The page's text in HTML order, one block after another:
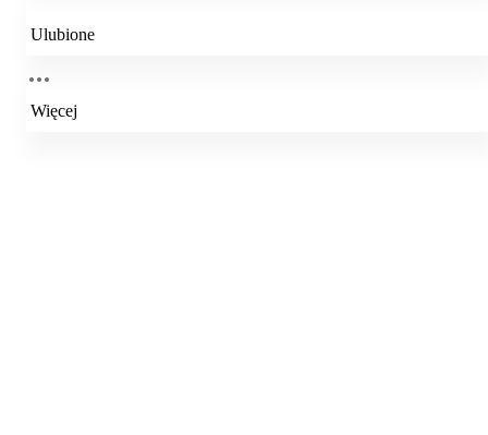
Ulubione
Więcej